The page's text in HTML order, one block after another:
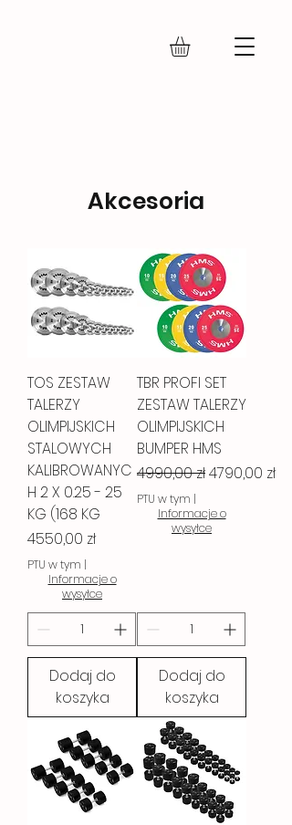
Akcesoria
TOS ZESTAW
TALERZY
OLIMPIJSKICH
STALOWYCH
KALIBROWANYC
H 2 X 0.25 - 25
KG (168 KG
Cena
4550,00 zł
PTU w tym |
Informacje o
wysyłce
Dodaj do
koszyka
TBR PROFI SET
ZESTAW TALERZY
OLIMPIJSKICH
BUMPER HMS
Regularna cena
4990,00 złCena
4790,00 zł
PTU w tym |
Informacje o
wysyłce
Dodaj do
koszyka